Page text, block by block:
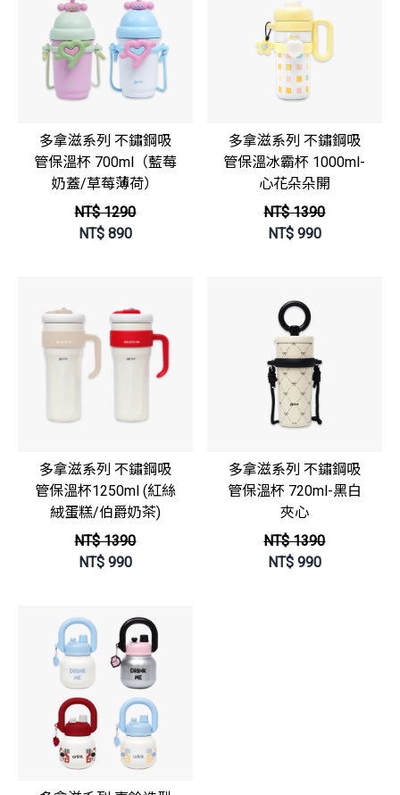
多拿滋系列 不鏽鋼吸
管保溫杯 700ml（藍莓
奶蓋/草莓薄荷）
NT$ 1290
NT$890
多拿滋系列 不鏽鋼吸
管保溫冰霸杯 1000ml-
心花朵朵開
NT$ 1390
NT$990
多拿滋系列 不鏽鋼吸
管保溫杯1250ml (紅絲
絨蛋糕/伯爵奶茶)
NT$ 1390
NT$990
多拿滋系列 不鏽鋼吸
管保溫杯 720ml-黑白
夾心
NT$ 1390
NT$990